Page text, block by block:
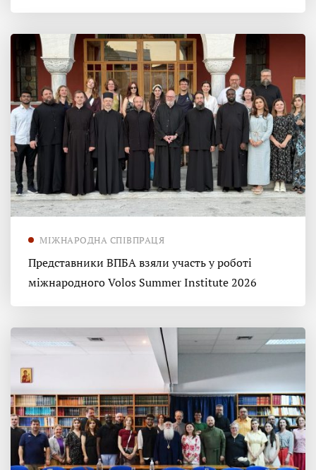
МІЖНАРОДНА СПІВПРАЦЯ
Представники ВПБА взяли участь у роботі
міжнародного Volos Summer Institute 2026